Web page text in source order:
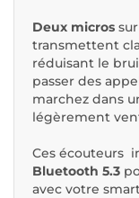
Deux micros
transmettent
réduisant le
passer des
marchez dans
légèrement
Ces écouteurs
Bluetooth 5.3
avec votre